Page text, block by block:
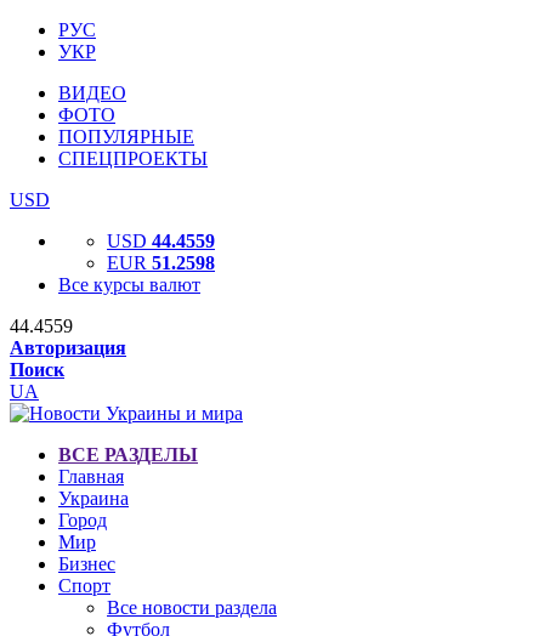
РУС
УКР
ВИДЕО
ФОТО
ПОПУЛЯРНЫЕ
СПЕЦПРОЕКТЫ
USD
USD 44.4559
EUR 51.2598
Все курсы валют
44.4559
Авторизация
Поиск
UA
ВСЕ РАЗДЕЛЫ
Главная
Украина
Город
Мир
Бизнес
Спорт
Все новости раздела
Футбол